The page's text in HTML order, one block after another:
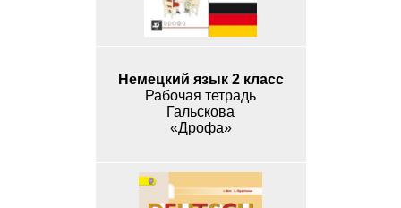
Немецкий язык 2 класс
Рабочая тетрадь
Гальскова
«Дрофа»